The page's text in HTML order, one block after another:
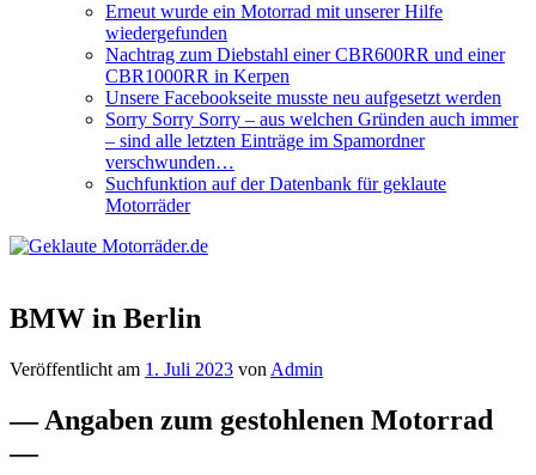
Erneut wurde ein Motorrad mit unserer Hilfe
wiedergefunden
Nachtrag zum Diebstahl einer CBR600RR und einer
CBR1000RR in Kerpen
Unsere Facebookseite musste neu aufgesetzt werden
Sorry Sorry Sorry – aus welchen Gründen auch immer
– sind alle letzten Einträge im Spamordner
verschwunden…
Suchfunktion auf der Datenbank für geklaute
Motorräder
BMW in Berlin
Veröffentlicht am 1. Juli 2023 von Admin
— Angaben zum gestohlenen Motorrad
—